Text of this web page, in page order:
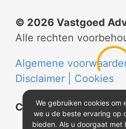
© 2026 Vastgoed
Alle rechten
Algemene
Disclaimer | Cookies
ContactWe gebruiken cookies om
we u de beste ervaring op
bieden. Als u doorgaat